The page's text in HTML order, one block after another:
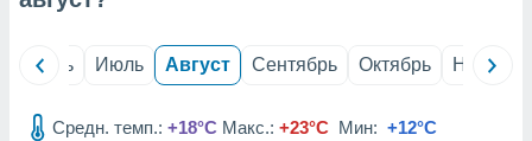
рекламы
Июнь Июль Август Сентябрь Октябрь Ноябрь
Средн. темп.: +18°C Макс.: +23°C Мин: +12°C